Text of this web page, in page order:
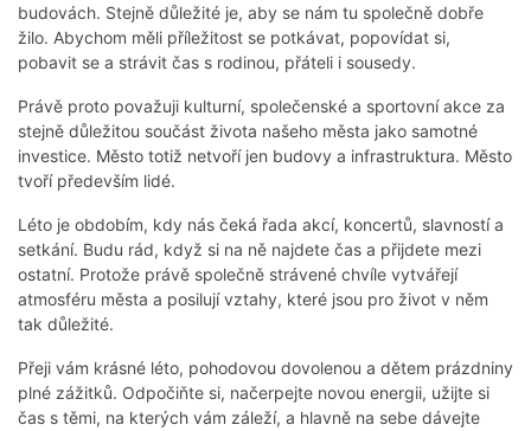
budovách. Stejně důležité je, aby se nám tu společně dobře
žilo. Abychom měli příležitost se potkávat, popovídat si,
pobavit se a strávit čas s rodinou, přáteli i sousedy.
Právě proto považuji kulturní, společenské a sportovní akce za
stejně důležitou součást života našeho města jako samotné
investice. Město totiž netvoří jen budovy a infrastruktura. Město
tvoří především lidé.
Léto je obdobím, kdy nás čeká řada akcí, koncertů, slavností a
setkání. Budu rád, když si na ně najdete čas a přijdete mezi
ostatní. Protože právě společně strávené chvíle vytvářejí
atmosféru města a posilují vztahy, které jsou pro život v něm
tak důležité.
Přeji vám krásné léto, pohodovou dovolenou a dětem prázdniny
plné zážitků. Odpočiňte si, načerpejte novou energii, užijte si
čas s těmi, na kterých vám záleží, a hlavně na sebe dávejte